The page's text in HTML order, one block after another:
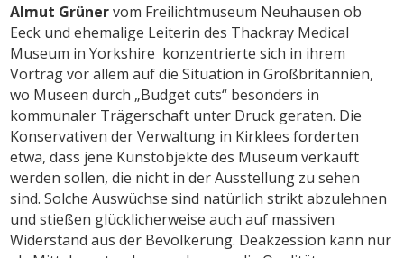
Almut Grünervom Freilichtmuseum Neuhausen ob
Eeck und ehemalige Leiterin des Thackray Medical
Museum in Yorkshire konzentrierte sich in ihrem
Vortrag vor allem auf die Situation in Großbritannien,
wo Museen durch „Budget cuts“ besonders in
kommunaler Trägerschaft unter Druck geraten. Die
Konservativen der Verwaltung in Kirklees forderten
etwa, dass jene Kunstobjekte des Museum verkauft
werden sollen, die nicht in der Ausstellung zu sehen
sind. Solche Auswüchse sind natürlich strikt abzulehnen
und stießen glücklicherweise auch auf massiven
Widerstand aus der Bevölkerung. Deakzession kann nur